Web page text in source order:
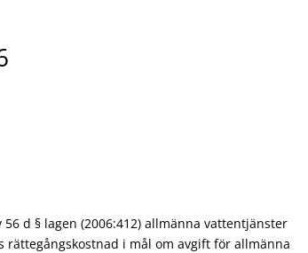
d § lagen (2006:412) allmänna vattentjänster
i mål om avgift för allmänna